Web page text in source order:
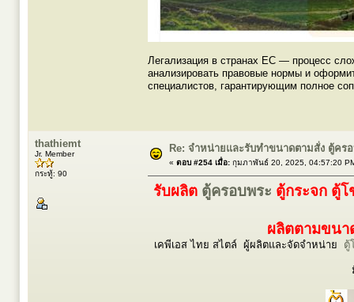
Легализация в странах ЕС — процесс
анализировать правовые нормы и
специалистов, гарантирующим полное
thathiemt
Jr. Member
กระทู้: 90
Re: จำหน่ายและรับทำขนาดตามสั่ง ตู้คร
« ตอบ #254 เมื่อ: กุมภาพันธ์ 20, 2025, 04:57:20
รับผลิต ตู้ครอบพระ ตู้กระจก ตู้โ
ผลิตตามขนา
เคพีเอส ไทย สไตล์ ผู้ผลิตและจัดจำหน่าย ตู้